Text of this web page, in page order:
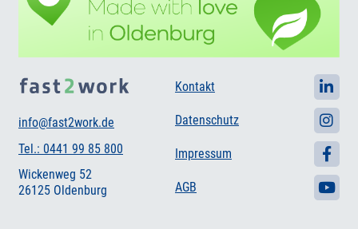
info@fast2work.de
Tel.: 0441 99 85 800
Wickenweg 52
26125 Oldenburg
Kontakt
Datenschutz
Impressum
AGB